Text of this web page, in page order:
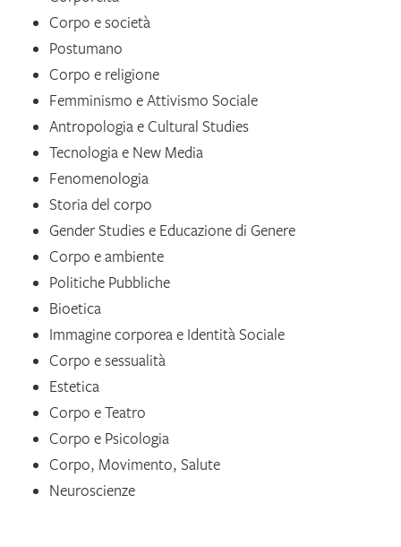
Corpo e società
Postumano
Corpo e religione
Femminismo e Attivismo Sociale
Antropologia e Cultural Studies
Tecnologia e New Media
Fenomenologia
Storia del corpo
Gender Studies e Educazione di Genere
Corpo e ambiente
Politiche Pubbliche
Bioetica
Immagine corporea e Identità Sociale
Corpo e sessualità
Estetica
Corpo e Teatro
Corpo e Psicologia
Corpo, Movimento, Salute
Neuroscienze